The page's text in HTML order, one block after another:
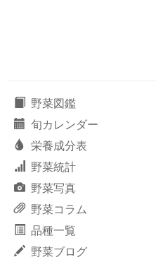
野菜図鑑
旬カレンダー
栄養成分表
野菜統計
野菜写真
野菜コラム
品種一覧
野菜ブログ